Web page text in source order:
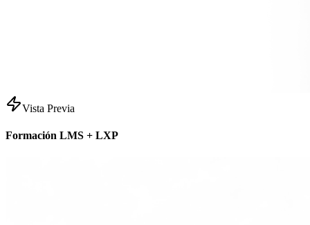
Vista Previa
Formación LMS + LXP